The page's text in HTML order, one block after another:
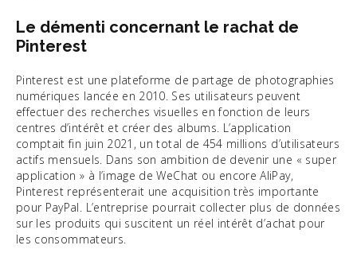
Le démenti concernant le rachat de
Pinterest
Pinterest est une plateforme de partage de photographies
numériques lancée en 2010. Ses utilisateurs peuvent
effectuer des recherches visuelles en fonction de leurs
centres d’intérêt et créer des albums. L’application
comptait fin juin 2021, un total de 454 millions d’utilisateurs
actifs mensuels. Dans son ambition de devenir une « super
application » à l’image de WeChat ou encore AliPay,
Pinterest représenterait une acquisition très importante
pour PayPal. L’entreprise pourrait collecter plus de données
sur les produits qui suscitent un réel intérêt d’achat pour
les consommateurs.